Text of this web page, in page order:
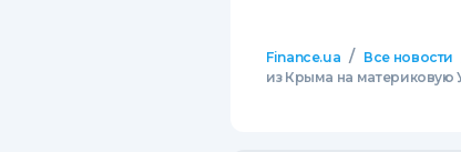
Finance.ua / Все новости
из Крыма на материковую